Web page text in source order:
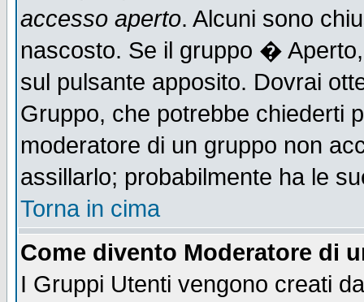
accesso aperto. Alcuni sono
nascosto. Se il gruppo �
sul pulsante apposito. Dovrai
Gruppo, che potrebbe chiederti
moderatore di un gruppo non
assillarlo; probabilmente ha le
Torna in cima
Come divento Moderatore di
I Gruppi Utenti vengono creati